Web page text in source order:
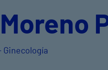
Ginecología